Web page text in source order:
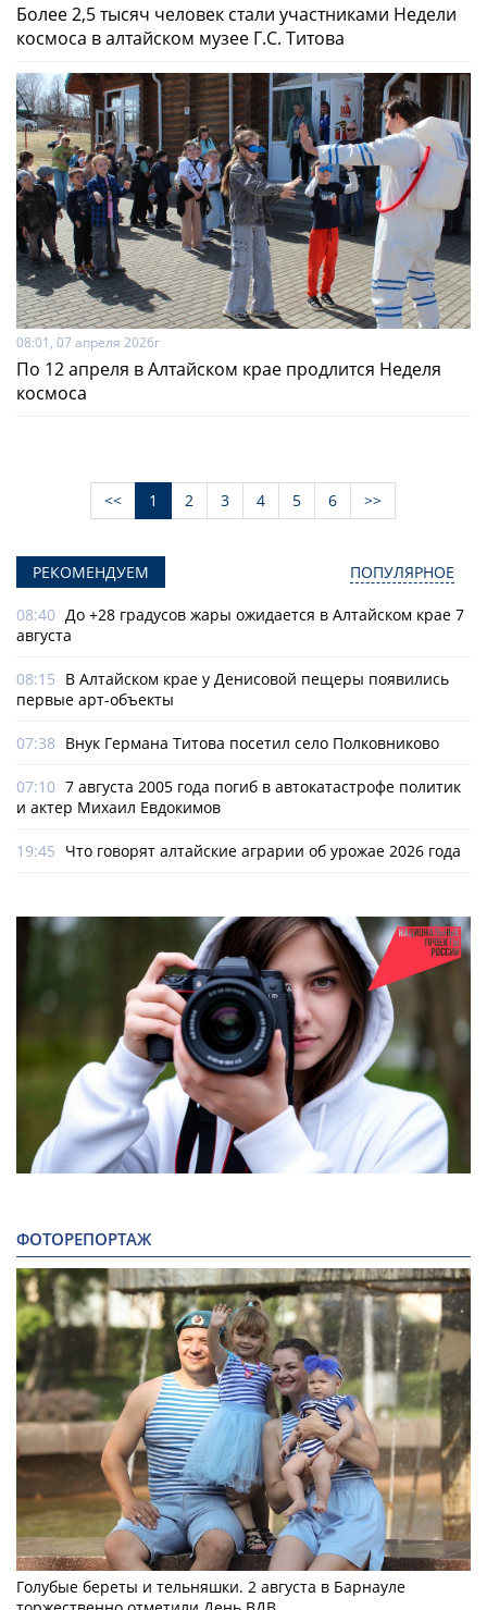
Более 2,5 тысяч человек стали участниками Недели
космоса в алтайском музее Г.С. Титова
08:01, 07 апреля 2026г
По 12 апреля в Алтайском крае продлится Неделя
космоса
<< 1 2 3 4 5 6 >>
РЕКОМЕНДУЕМ ПОПУЛЯРНОЕ
08:40 До +28 градусов жары ожидается в Алтайском крае 7
августа
08:15 В Алтайском крае у Денисовой пещеры появились
первые арт-объекты
07:38 Внук Германа Титова посетил село Полковниково
07:10 7 августа 2005 года погиб в автокатастрофе политик
и актер Михаил Евдокимов
19:45 Что говорят алтайские аграрии об урожае 2026 года
ФОТОРЕПОРТАЖ
Голубые береты и тельняшки. 2 августа в Барнауле